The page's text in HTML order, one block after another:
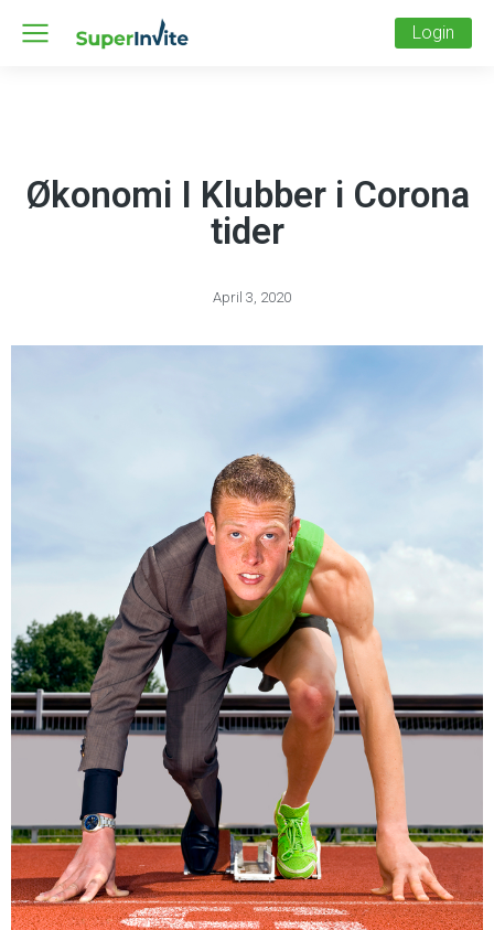
Login
Økonomi I Klubber i Corona
tider
April 3, 2020